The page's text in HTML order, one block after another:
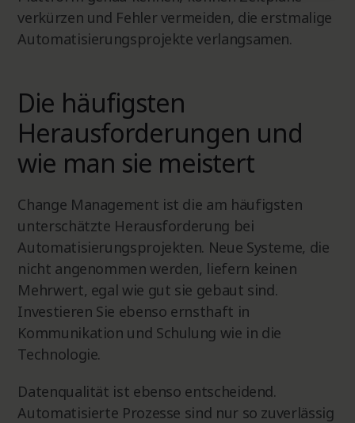
verkürzen und Fehler vermeiden, die erstmalige
Automatisierungsprojekte verlangsamen.
Die häufigsten
Herausforderungen und
wie man sie meistert
Change Management ist die am häufigsten
unterschätzte Herausforderung bei
Automatisierungsprojekten. Neue Systeme, die
nicht angenommen werden, liefern keinen
Mehrwert, egal wie gut sie gebaut sind.
Investieren Sie ebenso ernsthaft in
Kommunikation und Schulung wie in die
Technologie.
Datenqualität ist ebenso entscheidend.
Automatisierte Prozesse sind nur so zuverlässig